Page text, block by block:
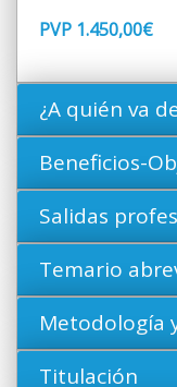
PVP 1.450,00€
¿A quién va
Beneficios-
Salidas
Temario
Metodología
Titulación